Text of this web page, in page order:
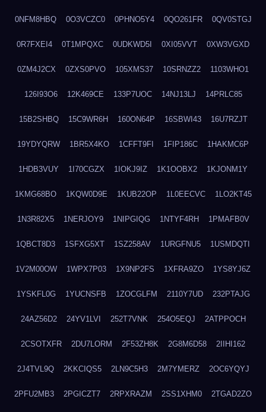
0NFM8HBQ 0O3VCZC0 0PHNO5Y4 0QO261FR 0QV0STGJ
0R7FXEI4 0T1MPQXC 0UDKWD5I 0XI05VVT 0XW3VGXD
0ZM4J2CX 0ZXS0PVO 105XMS37 10SRNZZ2 1103WHO1
126I93O6 12K469CE 133P7UOC 14NJ13LJ 14PRLC85
15B2SHBQ 15C9WR6H 160ON64P 16SBWI43 16U7RZJT
19YDYQRW 1BR5X4KO 1CFFT9FI 1FIP186C 1HAKMC6P
1HDB3VUY 1I70CGZX 1IOKJ9IZ 1K1OOBX2 1KJONM1Y
1KMG68BO 1KQW0D9E 1KUB22OP 1L0EECVC 1LO2KT45
1N3R82X5 1NERJOY9 1NIPGIQG 1NTYF4RH 1PMAFB0V
1QBCT8D3 1SFXG5XT 1SZ258AV 1URGFNU5 1USMDQTI
1V2M00OW 1WPX7P03 1X9NP2FS 1XFRA9ZO 1YS8YJ6Z
1YSKFL0G 1YUCNSFB 1ZOCGLFM 2110Y7UD 232PTAJG
24AZ56D2 24YV1LVI 252T7VNK 254O5EQJ 2ATPPOCH
2CSOTXFR 2DU7LORM 2F53ZH8K 2G8M6D58 2IIHI162
2J4TVL9Q 2KKCIQS5 2LN9C5H3 2M7YMERZ 2OC6YQYJ
2PFU2MB3 2PGICZT7 2RPXRAZM 2SS1XHM0 2TGAD2ZO